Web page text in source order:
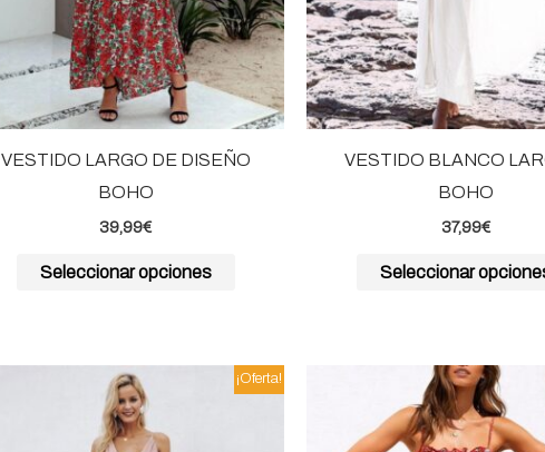
VESTIDO LARGO DE DISEÑO
BOHO
39,99€
Seleccionar opciones
pueden
elegir
en
la
página
VESTIDO BLANCO
BOHO
37,99€
Seleccionar
¡Oferta!
El
precio
original
era:
Este
El
precio
original
era:
es: